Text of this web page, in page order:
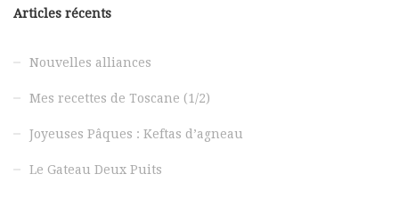
Articles récents
Nouvelles alliances
Mes recettes de Toscane (1/2)
Joyeuses Pâques : Keftas d’agneau
Le Gateau Deux Puits